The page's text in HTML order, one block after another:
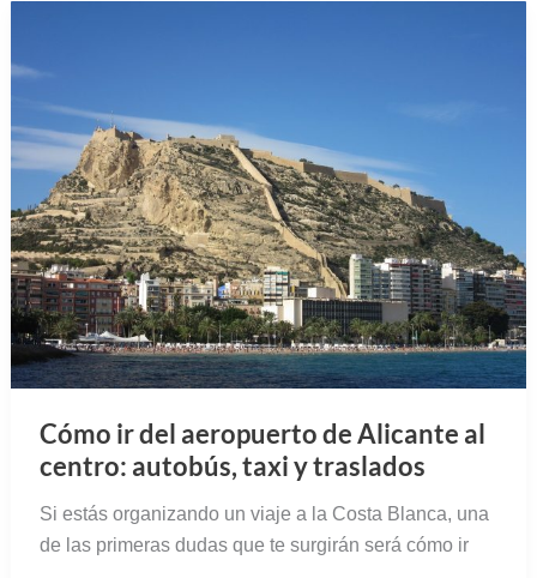
Cómo ir del aeropuerto de Alicante al
centro: autobús, taxi y traslados
Si estás organizando un viaje a la Costa Blanca, una
de las primeras dudas que te surgirán será cómo ir